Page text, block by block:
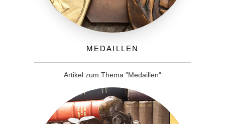
Medaillen
Artikel zum Thema "Medaillen"